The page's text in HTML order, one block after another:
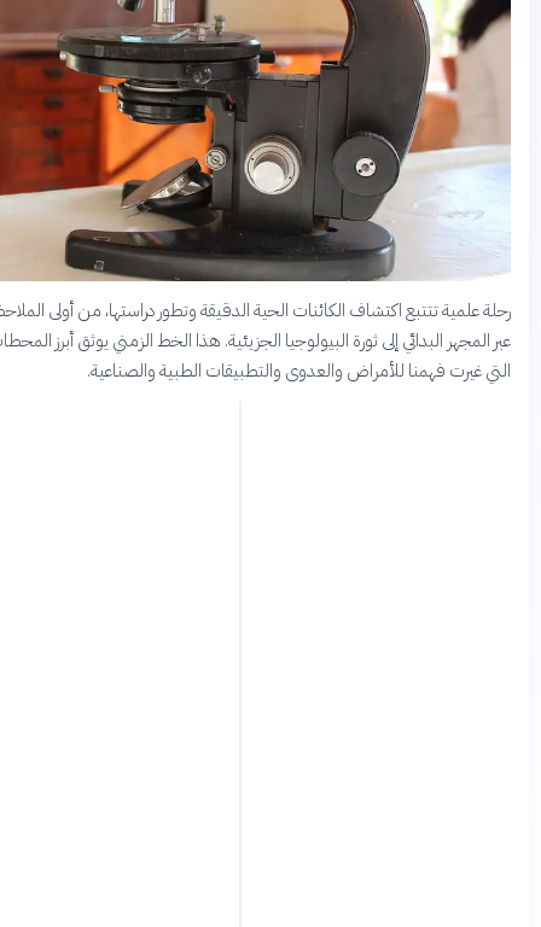
علمية تتتبع اكتشاف الكائنات الحية الدقيقة وتطور دراستها، من أولى الملاحظات
المجهر البدائي إلى ثورة البيولوجيا الجزيئية. هذا الخط الزمني يوثق أبرز المحطات
غيرت فهمنا للأمراض والعدوى والتطبيقات الطبية والصناعية.